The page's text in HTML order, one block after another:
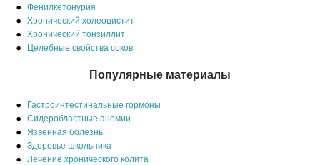
Фенилкетонурия
Хронический холеоцистит
Хронический тонзиллит
Целебные свойства соков
Популярные материалы
Гастроинтестинальные гормоны
Сидеробластные анемии
Язвенная болезнь
Здоровье школьника
Лечение хронического колита